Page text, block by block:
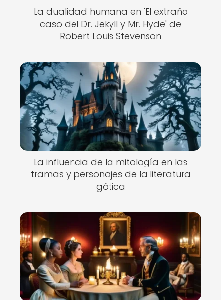
La dualidad humana en 'El extraño
caso del Dr. Jekyll y Mr. Hyde' de
Robert Louis Stevenson
La influencia de la mitología en las
tramas y personajes de la literatura
gótica